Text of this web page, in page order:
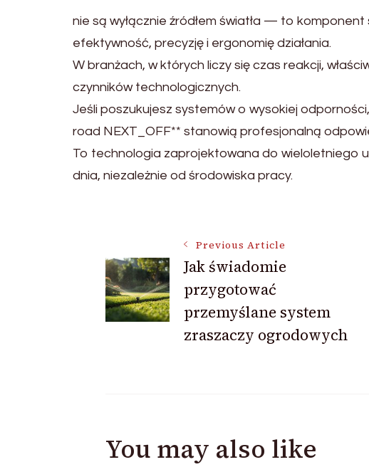
nie są wyłącznie źródłem światła — to
efektywność, precyzję i ergonomię działania.
W branżach, w których liczy się czas reakcji,
czynników technologicznych.
Jeśli poszukujesz systemów o wysokiej
road NEXT_OFF** stanowią profesjonalną
To technologia zaprojektowana do
dnia, niezależnie od środowiska pracy.
Navigation
Previous Article
Jak świadomie
przygotować
przemyślane system
zraszaczy ogrodowych
You may also like